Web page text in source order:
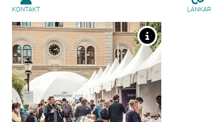
KONTAKT LÄNKAR